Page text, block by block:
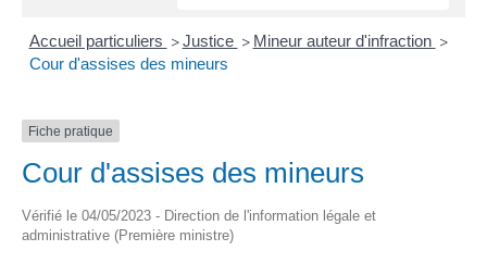
Accueil particuliers > Justice > Mineur auteur d'infraction >
Cour d'assises des mineurs
Fiche pratique
Cour d'assises des mineurs
Vérifié le 04/05/2023 - Direction de l'information légale et
administrative (Première ministre)